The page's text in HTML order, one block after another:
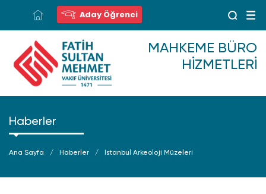
Aday Öğrenci
MAHKEME BÜRO
HIZMETLERI
Haberler
Ana Sayfa Haberler İstanbul Arkeoloji Müzeleri